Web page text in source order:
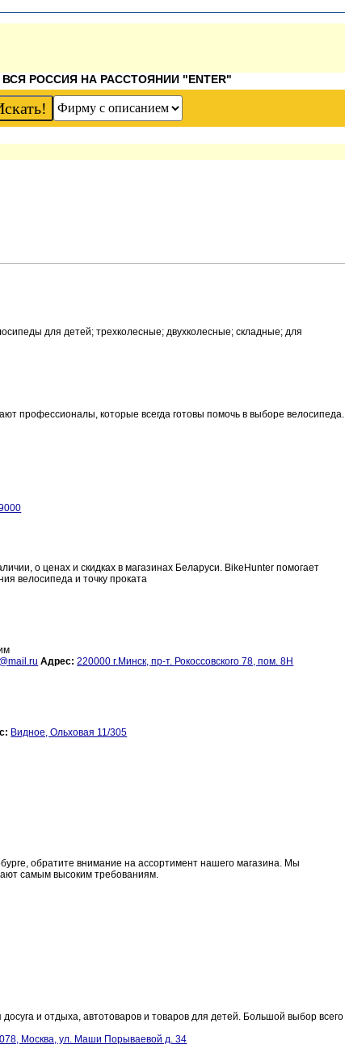
РОССИЯ НА РАССТОЯНИИ "ENTER"
для детей; трехколесные; двухколесные; складные; для
профессионалы, которые всегда готовы помочь в выборе велосипеда.
о ценах и скидках в магазинах Беларуси. BikeHunter помогает
велосипеда и точку проката
Адрес: 220000 г.Минск, пр-т. Рокоссовского 78, пом. 8Н
Видное, Ольховая 11/305
обратите внимание на ассортимент нашего магазина. Мы
самым высоким требованиям.
и отдыха, автотоваров и товаров для детей. Большой выбор всего
Москва, ул. Маши Порываевой д. 34